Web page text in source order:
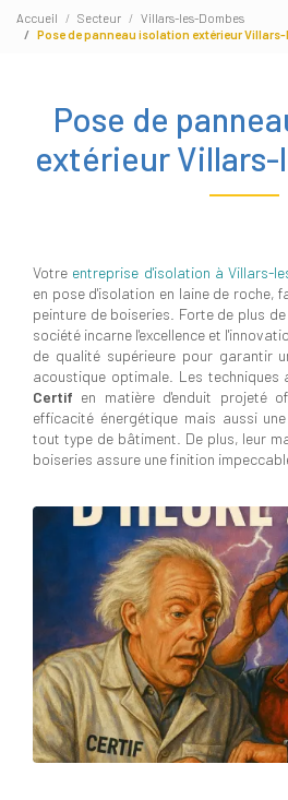
Accueil Secteur
Villars-les-Dombes
Pose de panneau isolation extérieur
Pose de
extérieur
Votre entreprise d'isolation à Villars-
en pose d'isolation en laine de roche,
peinture de boiseries. Forte de plus
société incarne l'excellence et
de qualité supérieure pour garantir
acoustique optimale. Les techniques
Certif en matière d'enduit projeté
efficacité énergétique mais aussi
tout type de bâtiment. De plus, leur
boiseries assure une finition